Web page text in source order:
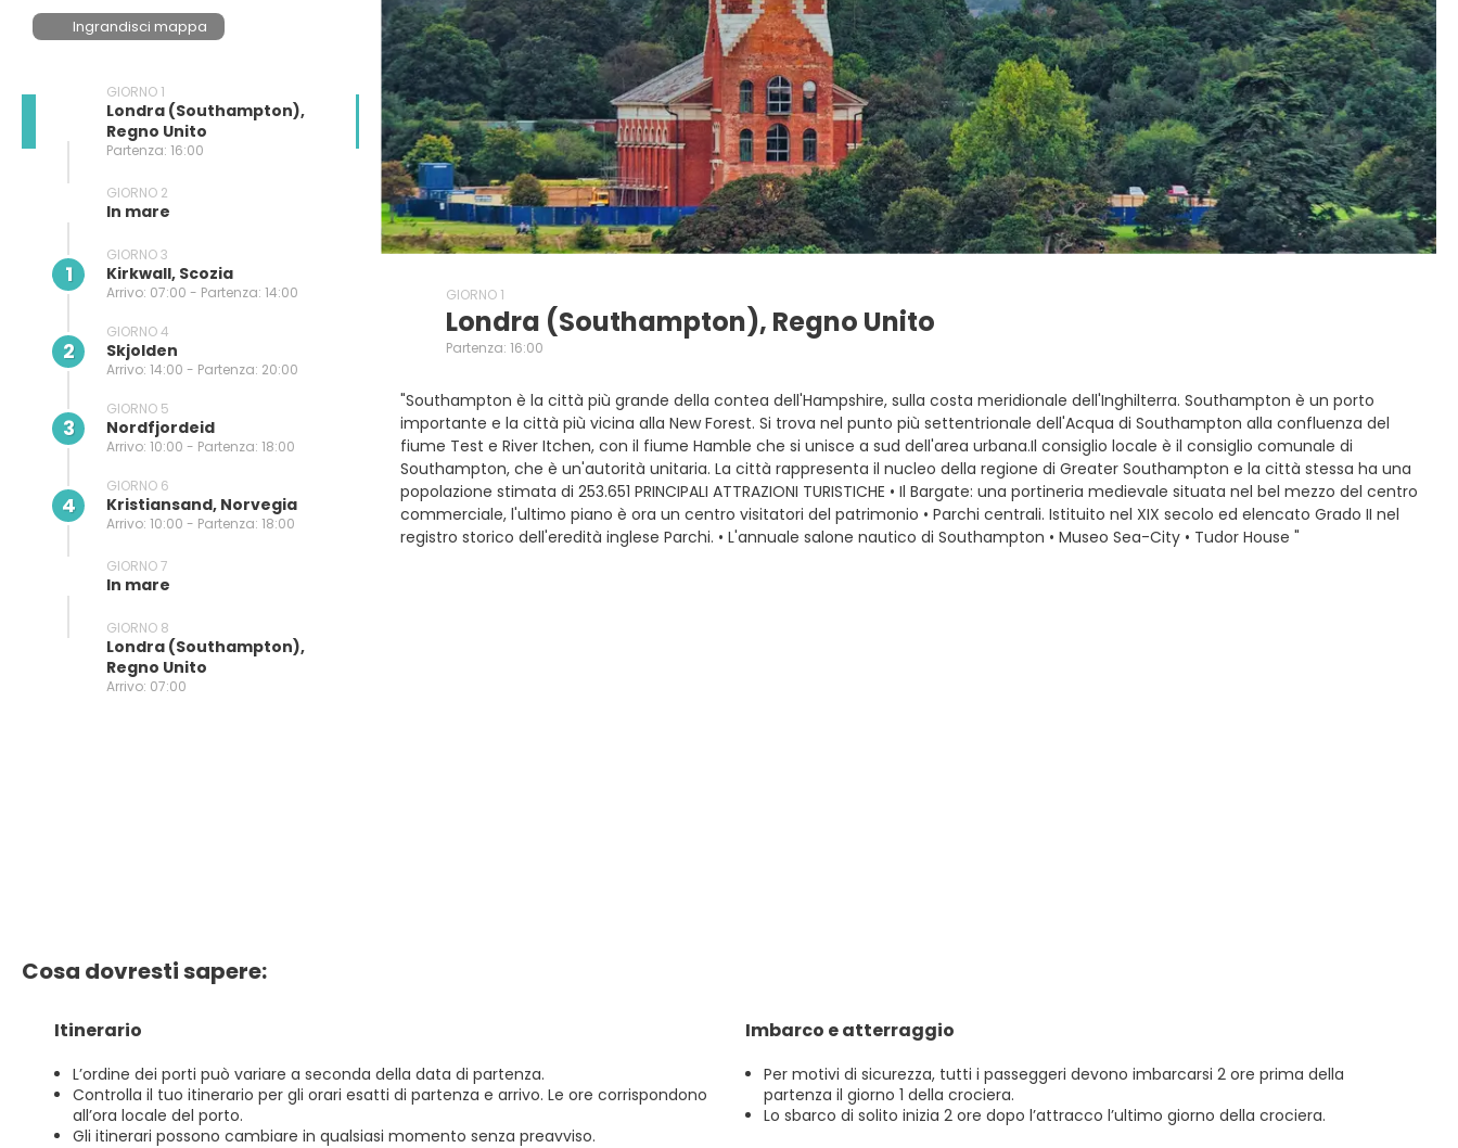
Ingrandisci mappa
GIORNO 1
Londra (southampton),
Regno Unito
Partenza: 16:00
GIORNO 2
In mare
1
GIORNO 3
Kirkwall, Scozia
Arrivo: 07:00 - Partenza: 14:00
2
GIORNO 4
Skjolden
Arrivo: 14:00 - Partenza: 20:00
3
GIORNO 5
Nordfjordeid
Arrivo: 10:00 - Partenza: 18:00
4
GIORNO 6
Kristiansand, Norvegia
Arrivo: 10:00 - Partenza: 18:00
GIORNO 7
In mare
GIORNO 8
Londra (southampton),
Regno Unito
Arrivo: 07:00
GIORNO 1
Londra (southampton), Regno Unito
Partenza: 16:00
"Southampton è la città più grande della contea dell'Hampshire, sulla costa meridionale dell'Inghilterra. Southampton è un porto
importante e la città più vicina alla New Forest. Si trova nel punto più settentrionale dell'Acqua di Southampton alla confluenza del
fiume Test e River Itchen, con il fiume Hamble che si unisce a sud dell'area urbana.Il consiglio locale è il consiglio comunale di
Southampton, che è un'autorità unitaria. La città rappresenta il nucleo della regione di Greater Southampton e la città stessa ha una
popolazione stimata di 253.651 PRINCIPALI ATTRAZIONI TURISTICHE • Il Bargate: una portineria medievale situata nel bel mezzo del centro
commerciale, l'ultimo piano è ora un centro visitatori del patrimonio • Parchi centrali. Istituito nel XIX secolo ed elencato Grado II nel
registro storico dell'eredità inglese Parchi. • L'annuale salone nautico di Southampton • Museo Sea-City • Tudor House "
Cosa dovresti sapere:
Itinerario
L’ordine dei porti può variare a seconda della data di partenza.
Controlla il tuo itinerario per gli orari esatti di partenza e arrivo. Le ore corrispondono
all’ora locale del porto.
Gli itinerari possono cambiare in qualsiasi momento senza preavviso.
Imbarco e atterraggio
Per motivi di sicurezza, tutti i passeggeri devono imbarcarsi 2 ore prima della
partenza il giorno 1 della crociera.
Lo sbarco di solito inizia 2 ore dopo l’attracco l’ultimo giorno della crociera.